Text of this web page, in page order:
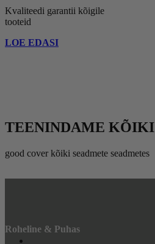
Kvaliteedi garantii kõigile
tooteid
LOE EDASI
TEENINDAME KÕIKI
good cover kõiki seadmete seadmetes
Roheline & Puhas